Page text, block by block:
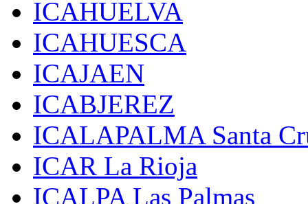
ICAHUELVA
ICAHUESCA
ICAJAEN
ICABJEREZ
ICALAPALMA Santa
ICAR La Rioja
ICALPA Las Palmas